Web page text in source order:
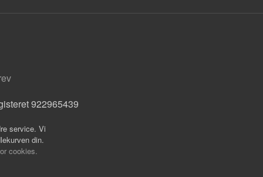
922965439
service. Vi
din.
cookies.